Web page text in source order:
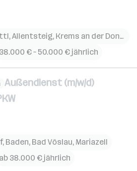
,Allentsteig, Krems an der Donau
38.000 € – 50.000 € jährlich
Außendienst (m/w/d)
, Baden, Bad Vöslau, Mariazell
ab 38.000 € jährlich